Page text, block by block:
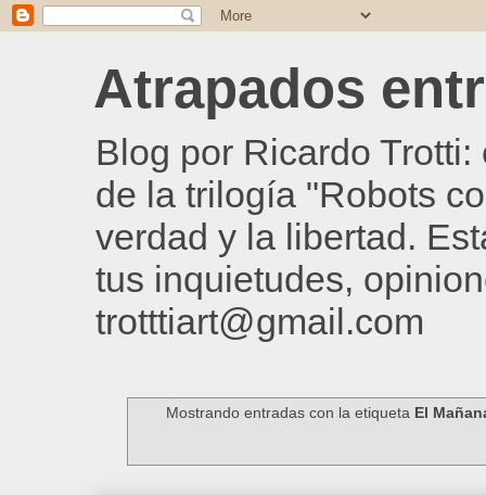
Atrapados
Blog por Ricardo
de la trilogía "Robots
verdad y la libertad.
tus inquietudes,
trotttiart@gmail.com
Mostrando entradas con la etiqueta El